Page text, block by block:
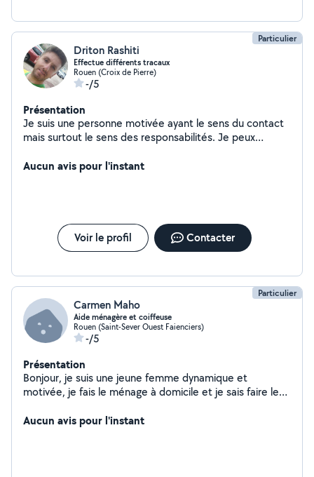
Particulier
Driton Rashiti
Effectue différents tracaux
Rouen (Croix de Pierre)
-/5
Présentation
Je suis une personne motivée ayant le sens du contact
mais surtout le sens des responsabilités. Je peux
pour différentes tâches ; Le déménagement grâce mon
tâches ménagères de manière rapide et soignée. Ainsi
que du jardinage (tonte, désherbage, tailler des haies,
arbustes, entretien des allées..)
Aucun avis pour l'instant
Voir le profil Contacter
Particulier
Carmen Maho
Aide ménagère et coiffeuse
Rouen (Saint-Sever Ouest Faienciers)
-/5
Présentation
Bonjour, je suis une jeune femme dynamique et
motivée, je fais le ménage à domicile et je sais faire les
Aucun avis pour l'instant